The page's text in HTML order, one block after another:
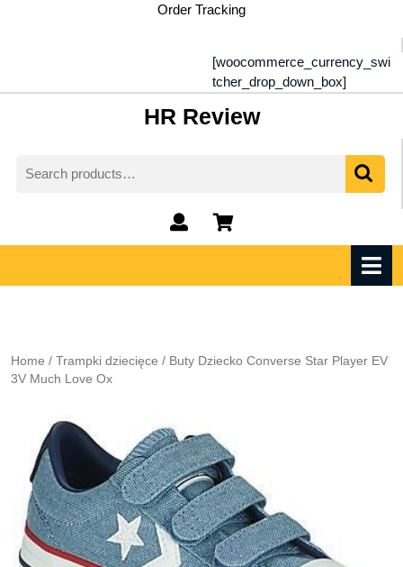
Order Tracking
[woocommerce_currency_swi
tcher_drop_down_box]
HR Review
for:
My
Account
shopping
cart
Home / Trampki dziecięce / Buty Dziecko Converse Star Player EV
3V Much Love Ox